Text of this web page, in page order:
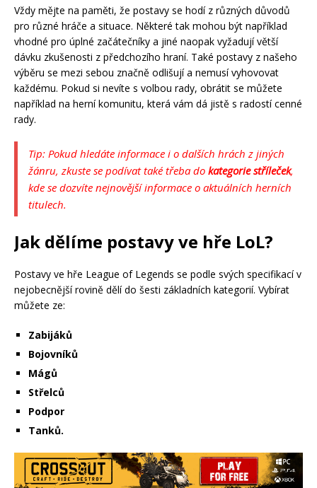
Vždy mějte na paměti, že postavy se hodí z různých důvodů
pro různé hráče a situace. Některé tak mohou být například
vhodné pro úplné začátečníky a jiné naopak vyžadují větší
dávku zkušenosti z předchozího hraní. Také postavy z našeho
výběru se mezi sebou značně odlišují a nemusí vyhovovat
každému. Pokud si nevíte s volbou rady, obrátit se můžete
například na herní komunitu, která vám dá jistě s radostí cenné
rady.
Tip: Pokud hledáte informace i o dalších hrách z jiných
žánru, zkuste se podívat také třeba do kategorie stříleček,
kde se dozvíte nejnovější informace o aktuálních herních
titulech.
Jak dělíme postavy ve hře LoL?
Postavy ve hře League of Legends se podle svých specifikací v
nejobecnější rovině dělí do šesti základních kategorií. Vybírat
můžete ze:
Zabijáků
Bojovníků
Mágů
Střelců
Podpor
Tanků.